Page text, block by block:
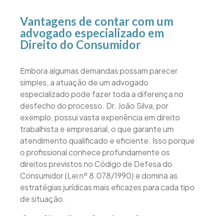
Vantagens de contar com um
advogado especializado em
Direito do Consumidor
Embora algumas demandas possam parecer
simples, a atuação de um advogado
especializado pode fazer toda a diferença no
desfecho do processo. Dr. João Silva, por
exemplo, possui vasta experiência em direito
trabalhista e empresarial, o que garante um
atendimento qualificado e eficiente. Isso porque
o profissional conhece profundamente os
direitos previstos no Código de Defesa do
Consumidor (Lei nº 8.078/1990) e domina as
estratégias jurídicas mais eficazes para cada tipo
de situação.